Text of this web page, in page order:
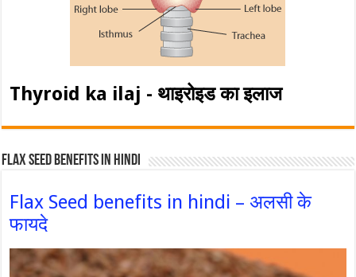
Thyroid ka ilaj - थाइरोइड का इलाज
Flax Seed Benefits in hindi
Flax Seed benefits in hindi – अलसी के
फायदे